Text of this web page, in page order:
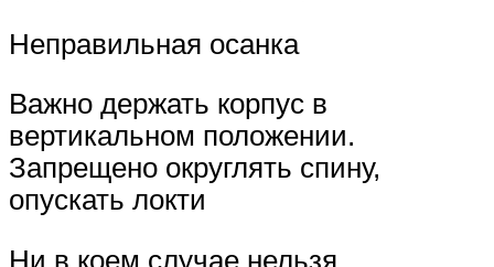
Неправильная осанка
Важно держать корпус в
вертикальном положении.
Запрещено округлять спину,
опускать локти
Ни в коем случае нельзя